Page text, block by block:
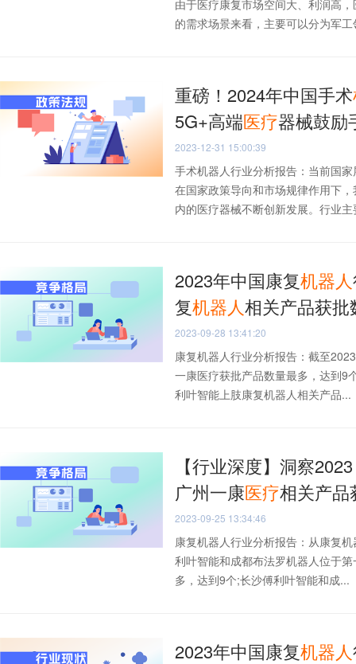
由于医疗康复市场空间大、利润高
的需求场景来看，主要可以分为军
重磅！2024年中国手术
5G+高端医疗器械鼓励
2023-12-31 15:00:39
手术机器人行业分析报告：当前国
在国家政策导向和市场规律作用下
内的医疗器械不断创新发展。行业
2023年中国康复机器人
复机器人相关产品获
2023-09-28 13:41:20
康复机器人行业分析报告：截至
一康医疗获批产品数量最多，达到9
利叶智能上肢康复机器人相关产品...
【行业深度】洞察
广州一康医疗相关产品
2023-09-25 13:34:46
康复机器人行业分析报告：从康复
利叶智能和成都布法罗机器人位于
多，达到9个;长沙傅利叶智能和成...
2023年中国康复机器人